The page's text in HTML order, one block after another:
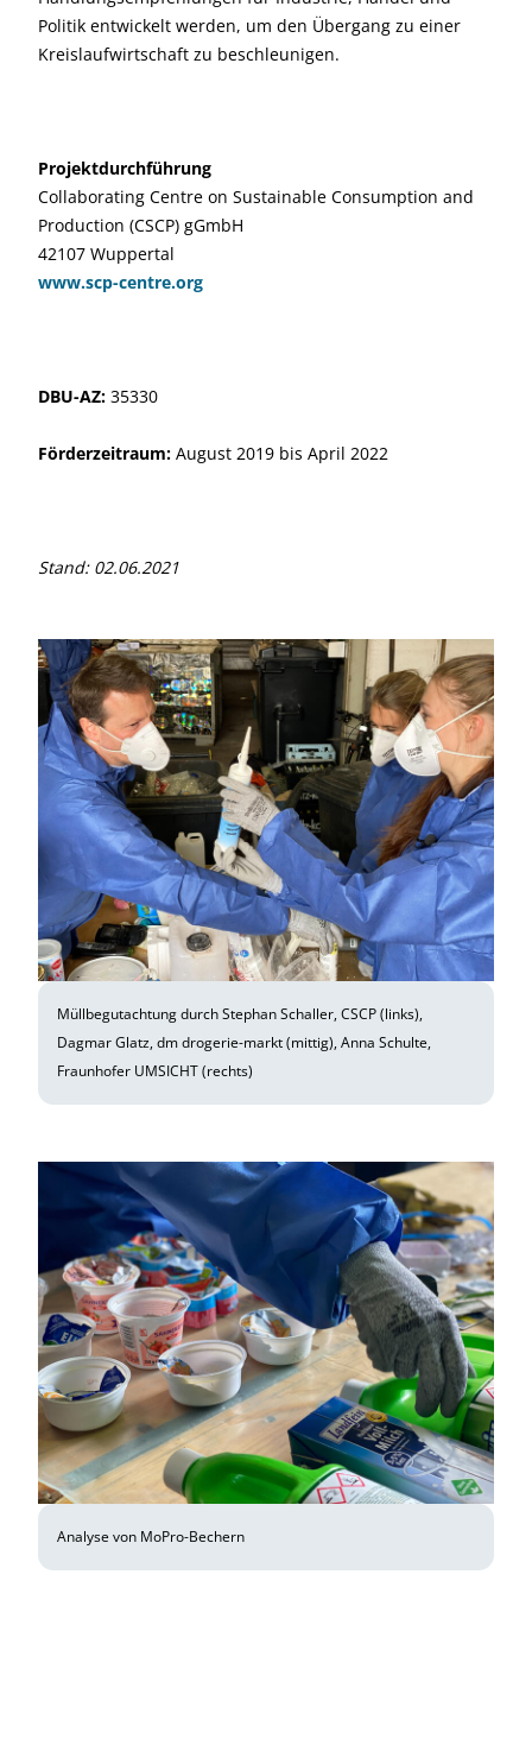
Politik entwickelt werden, um den Übergang zu einer
Kreislaufwirtschaft zu beschleunigen.
Projektdurchführung
Collaborating Centre on Sustainable Consumption and
Production (CSCP) gGmbH
42107 Wuppertal
www.scp-centre.org
DBU-AZ: 35330
Förderzeitraum: August 2019 bis April 2022
Stand: 02.06.2021
Müllbegutachtung durch Stephan Schaller, CSCP (links),
Dagmar Glatz, dm drogerie-markt (mittig), Anna Schulte,
Fraunhofer UMSICHT (rechts)
Analyse von MoPro-Bechern